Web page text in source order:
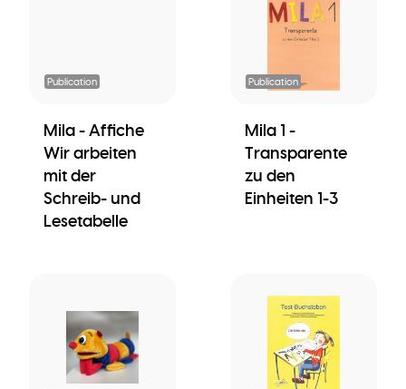
Publication
Mila - Affiche
Wir arbeiten
mit der
Schreib- und
Lesetabelle
Publication
Mila 1 -
Transparente
zu den
Einheiten 1-3